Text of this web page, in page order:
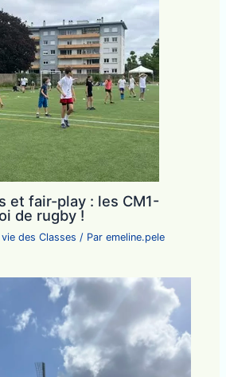
et fair-play : les CM1-
de rugby !
vie des Classes / Paremeline.pele